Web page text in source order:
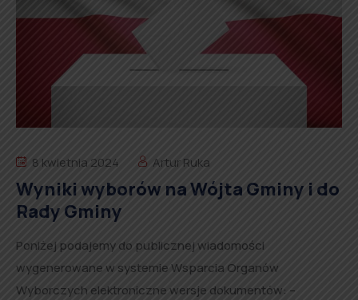
8 kwietnia 2024 Artur Ruka
Wyniki wyborów na Wójta Gminy i do
Rady Gminy
Poniżej podajemy do publicznej wiadomości
wygenerowane w systemie Wsparcia Organów
Wyborczych elektroniczne wersje dokumentów: –